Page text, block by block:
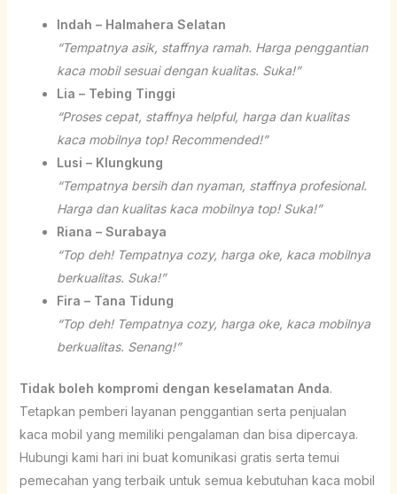
Indah – Halmahera Selatan
“Tempatnya asik, staffnya ramah. Harga penggantian
kaca mobil sesuai dengan kualitas. Suka!”
Lia – Tebing Tinggi
“Proses cepat, staffnya helpful, harga dan kualitas
kaca mobilnya top! Recommended!”
Lusi – Klungkung
“Tempatnya bersih dan nyaman, staffnya profesional.
Harga dan kualitas kaca mobilnya top! Suka!”
Riana – Surabaya
“Top deh! Tempatnya cozy, harga oke, kaca mobilnya
berkualitas. Suka!”
Fira – Tana Tidung
“Top deh! Tempatnya cozy, harga oke, kaca mobilnya
berkualitas. Senang!”
Tidak boleh kompromi dengan keselamatan Anda.
Tetapkan pemberi layanan penggantian serta penjualan
kaca mobil yang memiliki pengalaman dan bisa dipercaya.
Hubungi kami hari ini buat komunikasi gratis serta temui
pemecahan yang terbaik untuk semua kebutuhan kaca mobil